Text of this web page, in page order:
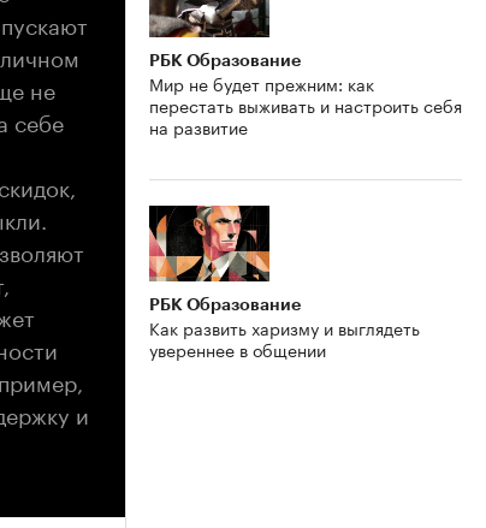
не
себе
и
РБК Образование
Мир не будет прежним: как
перестать выживать и настроить себя
на развитие
РБК Образование
Как развить харизму и выглядеть
увереннее в общении